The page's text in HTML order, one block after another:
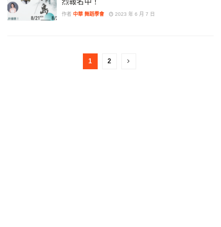
作者 中華 舞蹈學會 2023 年 6 月 7 日
1 2